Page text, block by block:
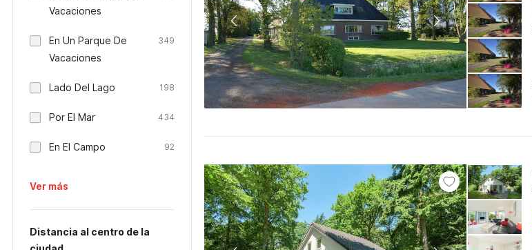
Vacaciones
En Un Parque De
Vacaciones
349
Lado Del Lago 198
Por El Mar 434
En El Campo 92
Ver más
Distancia al centro de la